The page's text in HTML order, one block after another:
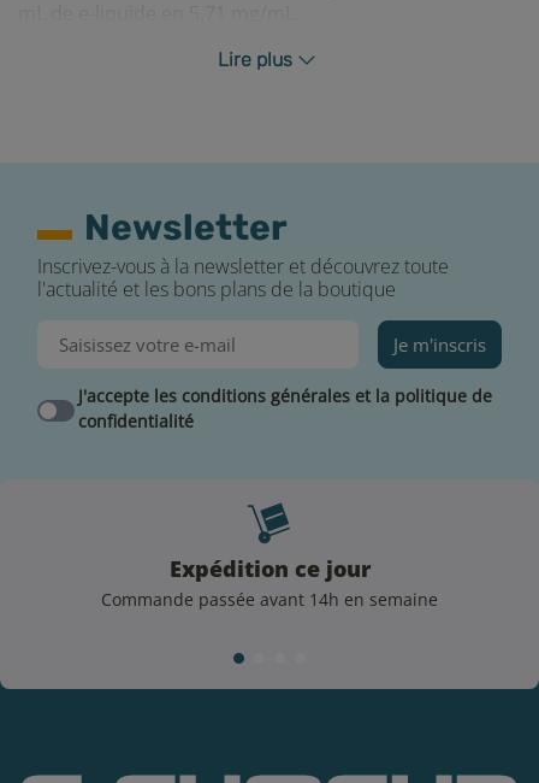
Si vous ne souhaitez pas ajouter de nicotine, vous
Pour en apprendre plus sur l'utilisation des e-liquides
grand format,consultez notre guide associé
Vous souhaitez profiter au mieux des saveurs de cette
recette ? Alors, suivez nos conseils simples :
Conservez votre produit à température ambiante.
Utilisez une résistance en bon état dans votre
Lire plus
Newsletter
Inscrivez-vous à la newsletter et découvrez toute
l'actualité et les bons plans de la boutique
Je m'inscris
J'accepte les conditions générales et la politique de
confidentialité
Expédition ce jour
Commande passée avant 14h en semaine